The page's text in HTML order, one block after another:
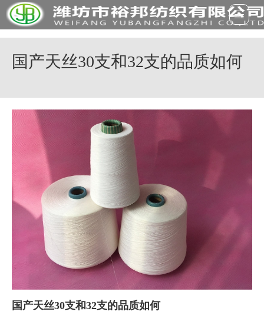
国产天丝30支和32支的品质如何
国产天丝30支和32支的品质如何